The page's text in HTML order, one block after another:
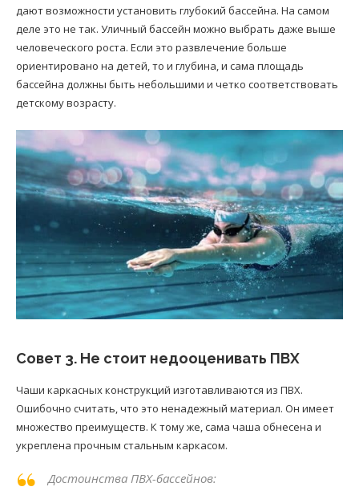
дают возможности установить глубокий бассейна. На самом
деле это не так. Уличный бассейн можно выбрать даже выше
человеческого роста. Если это развлечение больше
ориентировано на детей, то и глубина, и сама площадь
бассейна должны быть небольшими и четко соответствовать
детскому возрасту.
Совет 3. Не стоит недооценивать ПВХ
Чаши каркасных конструкций изготавливаются из ПВХ.
Ошибочно считать, что это ненадежный материал. Он имеет
множество преимуществ. К тому же, сама чаша обнесена и
укреплена прочным стальным каркасом.
Достоинства ПВХ-бассейнов: